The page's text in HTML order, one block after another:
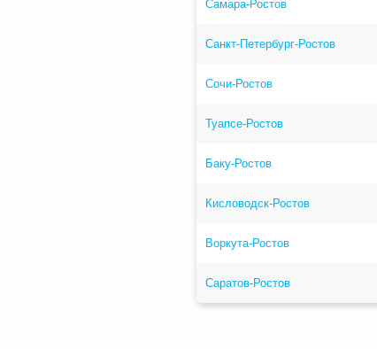
Самара-Ростов
Санкт-Петербург-Ростов
Сочи-Ростов
Туапсе-Ростов
Баку-Ростов
Кисловодск-Ростов
Воркута-Ростов
Саратов-Ростов